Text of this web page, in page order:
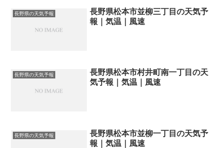
長野県の天気予報
長野県松本市並柳三丁目の天気予
報｜気温｜風速
長野県の天気予報
長野県松本市村井町南一丁目の天
気予報｜気温｜風速
長野県の天気予報
長野県松本市並柳一丁目の天気予
報｜気温｜風速